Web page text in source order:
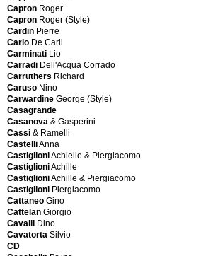
Bega
Melchiorre
(Style)
Behrens
Peter
Bellato
A.G.
Bellini
Mario
Bellmann
Hans
Bellmann
Hans
J.
(Attribué)
Bellmann
Hans
J.
(Style)
Bellone
Berber
(Attributed)
Bang
&
Olufsen
Barbini
Barovier
Barovier
Barovier
Toso
Bartoncello
Schiavon
Bava
Bavaria
Bellato
Belmag
Zürich
Belux
carpets
Capron Roger
Capron Roger (Style)
Cardin Pierre
Carlo De Carli
Carminati Lio
Carradi Dell'Acqua Corrado
Carruthers Richard
Caruso Nino
Carwardine George (Style)
Casagrande
Casanova & Gasperini
Cassi & Ramelli
CastelliAnna
CastiglioniAchielle & Piergiacomo
CastiglioniAchille
CastiglioniAchille & Piergiacomo
Castiglioni Piergiacomo
Cattaneo Gino
Cattelan Giorgio
Cavalli Dino
Cavatorta Silvio
CD